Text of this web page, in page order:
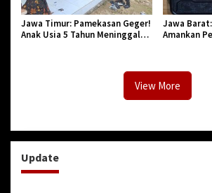
Jawa Timur: Pamekasan Geger!
Anak Usia 5 Tahun Meninggal
Jawa
Amankan
View More
Update